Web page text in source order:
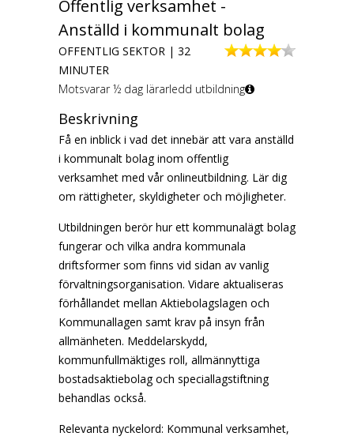
Offentlig verksamhet -
Anställd i kommunalt bolag
OFFENTLIG SEKTOR | 32
MINUTER
Motsvarar ½ dag lärarledd utbildning
Beskrivning
Få en inblick i vad det innebär att vara anställd
i kommunalt bolag inom offentlig
verksamhet med vår onlineutbildning. Lär dig
om rättigheter, skyldigheter och möjligheter.
Utbildningen berör hur ett kommunalägt bolag
fungerar och vilka andra kommunala
driftsformer som finns vid sidan av vanlig
förvaltningsorganisation. Vidare aktualiseras
förhållandet mellan Aktiebolagslagen och
Kommunallagen samt krav på insyn från
allmänheten. Meddelarskydd,
kommunfullmäktiges roll, allmännyttiga
bostadsaktiebolag och speciallagstiftning
behandlas också.
Relevanta nyckelord: Kommunal verksamhet,